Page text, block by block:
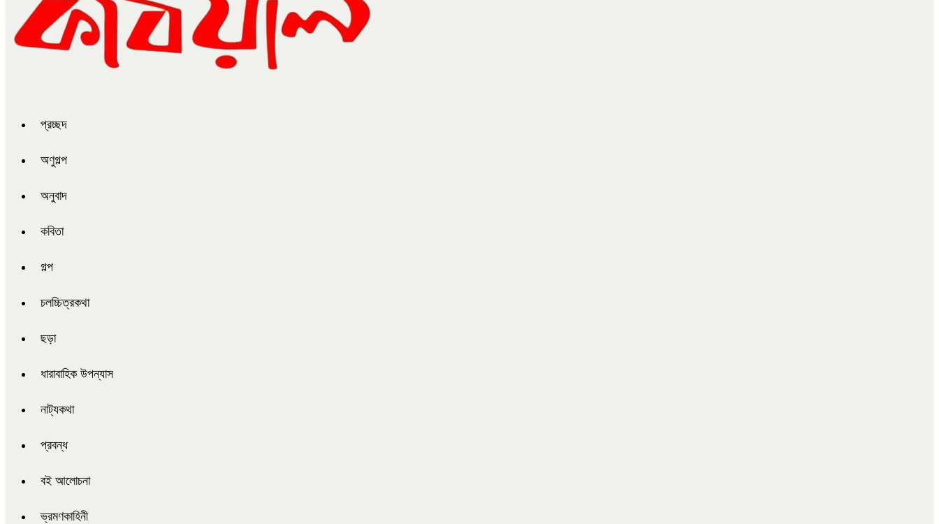
প্রচ্ছদ
অণুগল্প
অনুবাদ
কবিতা
গল্প
চলচ্চিত্রকথা
ছড়া
ধারাবাহিক উপন্যাস
নাট্যকথা
প্রবন্ধ
বই আলোচনা
ভ্রমণকাহিনী